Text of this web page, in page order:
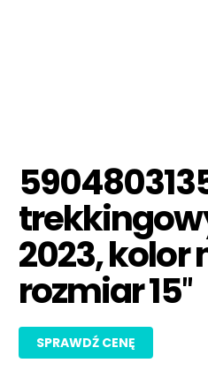
2023, kolor
rozmiar 15″
SPRAWDŹ CENĘ